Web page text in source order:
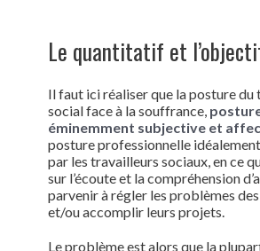
Le quantitatif et
Il faut ici réaliser que la posture du
social face à la souffrance,
éminemment subjective et
posture professionnelle
par les travailleurs sociaux, en ce
sur l’écoute et la compréhension
parvenir à régler les problèmes
et/ou accomplir leurs projets.
Le problème est alors que la